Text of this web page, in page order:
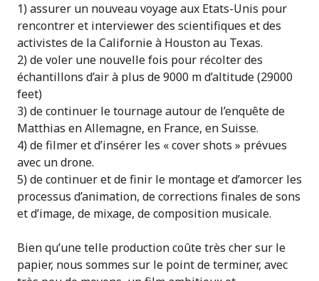
1) assurer un nouveau voyage aux Etats-Unis pour
rencontrer et interviewer des scientifiques et des
activistes de la Californie à Houston au Texas.
2) de voler une nouvelle fois pour récolter des
échantillons d’air à plus de 9000 m d’altitude (29000
feet)
3) de continuer le tournage autour de l’enquête de
Matthias en Allemagne, en France, en Suisse.
4) de filmer et d’insérer les « cover shots » prévues
avec un drone.
5) de continuer et de finir le montage et d’amorcer les
processus d’animation, de corrections finales de sons
et d’image, de mixage, de composition musicale.
Bien qu’une telle production coûte très cher sur le
papier, nous sommes sur le point de terminer, avec